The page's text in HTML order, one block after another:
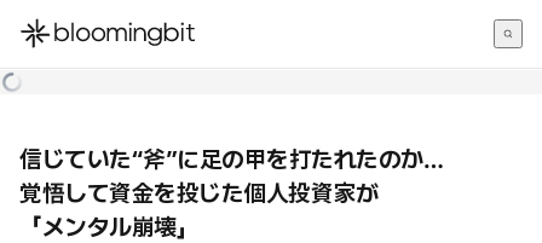
한국어
信じていた“斧”に足の甲を打たれたのか…
覚悟して資金を投じた個人投資家が
「メンタル崩壊」